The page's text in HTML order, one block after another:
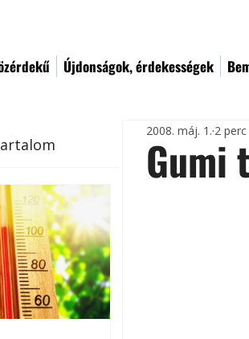
Újdonságok, érdekességek
Gumi
2008. máj. 1. 2